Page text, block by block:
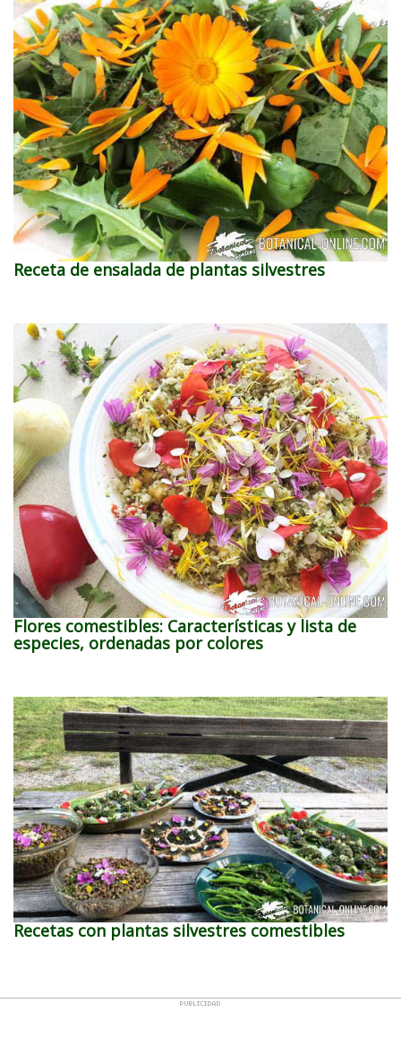
Receta de ensalada de plantas silvestres
Flores comestibles: Características y lista de
especies, ordenadas por colores
Recetas con plantas silvestres comestibles